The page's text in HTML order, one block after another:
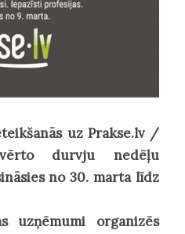
uz Prakse.lv /
durvju nedēļu
no 30. marta līdz
uzņēmumi organizēs